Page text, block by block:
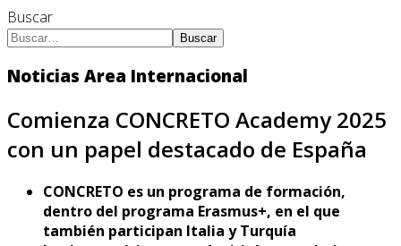
Buscar
Buscar
Noticias Area Internacional
Comienza CONCRETO Academy 2025
con un papel destacado de España
CONCRETO es un programa de formación,
dentro del programa Erasmus+, en el que
también participan Italia y Turquía